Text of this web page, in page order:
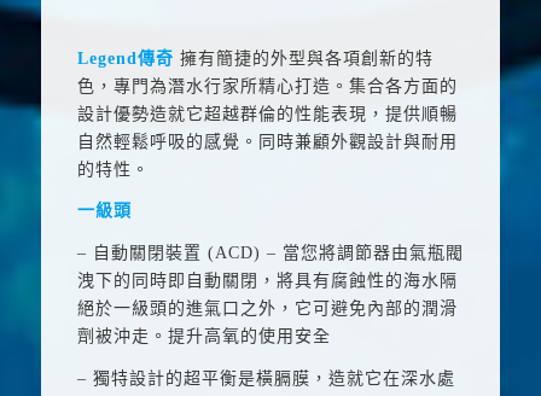
Legend傳奇 擁有簡捷的外型與各項創新的特
色，專門為潛水行家所精心打造。集合各方面的
設計優勢造就它超越群倫的性能表現，提供順暢
自然輕鬆呼吸的感覺。同時兼顧外觀設計與耐用
的特性。
一級頭
– 自動關閉裝置 (ACD) – 當您將調節器由氣瓶閥
洩下的同時即自動關閉，將具有腐蝕性的海水隔
絕於一級頭的進氣口之外，它可避免內部的潤滑
劑被沖走。提升高氧的使用安全
– 獨特設計的超平衡是橫膈膜，造就它在深水處